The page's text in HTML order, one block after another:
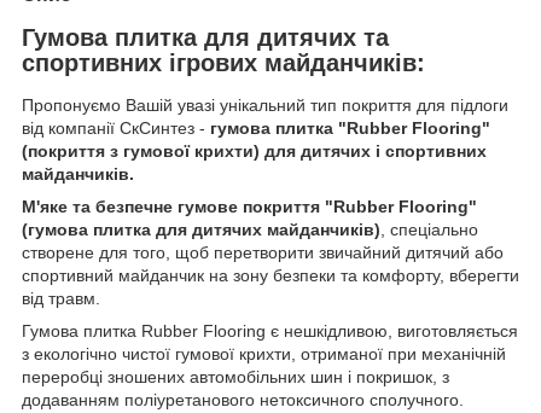
Гумова плитка для дитячих та
спортивних ігрових майданчиків:
Пропонуємо Вашій увазі унікальний тип покриття для підлоги
від компанії СкСинтез - гумова плитка "Rubber Flooring"
(покриття з гумової крихти) для дитячих і спортивних
майданчиків.
М'яке та безпечне гумове покриття "Rubber Flooring"
(гумова плитка для дитячих майданчиків), спеціально
створене для того, щоб перетворити звичайний дитячий або
спортивний майданчик на зону безпеки та комфорту, вберегти
від травм.
Гумова плитка Rubber Flooring є нешкідливою, виготовляється
з екологічно чистої гумової крихти, отриманої при механічній
переробці зношених автомобільних шин і покришок, з
додаванням поліуретанового нетоксичного сполучного.